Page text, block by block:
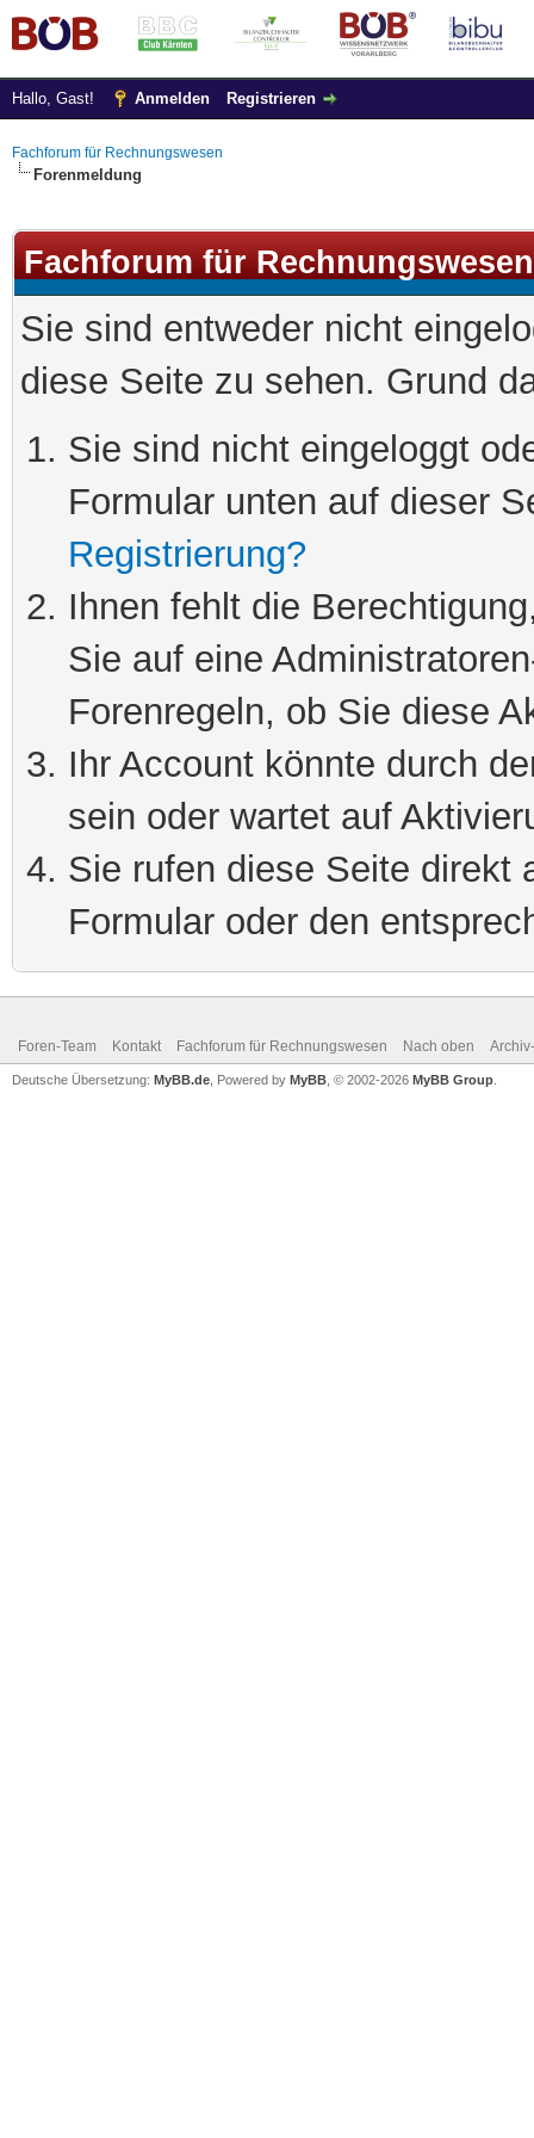
Hallo, Gast! Anmelden Registrieren
Fachforum für Rechnungswesen
Forenmeldung
Fachforum für Rechnungswesen
Sie sind entweder nicht
diese Seite zu sehen. Grund
Sie sind nicht eingeloggt
Formular unten auf dieser
Registrierung?
Ihnen fehlt die
Sie auf eine
Forenregeln, ob Sie diese
Ihr Account könnte durch
sein oder wartet auf
Sie rufen diese Seite direkt
Formular oder den
Foren-Team Kontakt Fachforum für Rechnungswesen Nach oben
Deutsche Übersetzung: MyBB.de , Powered by MyBB , © 2002-2026 MyBB Group